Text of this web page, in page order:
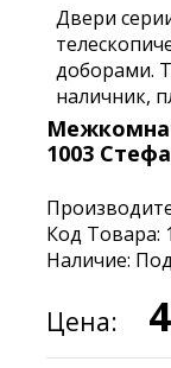
Двери
доборами.
наличник,
1003
Код Товара:
Наличие:
Цена: